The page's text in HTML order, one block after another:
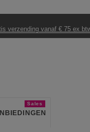
verzending vanaf € 75 ex
Sales